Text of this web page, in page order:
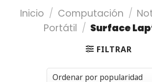
Inicio / Computación /
Portátil / Surface
FILTRAR